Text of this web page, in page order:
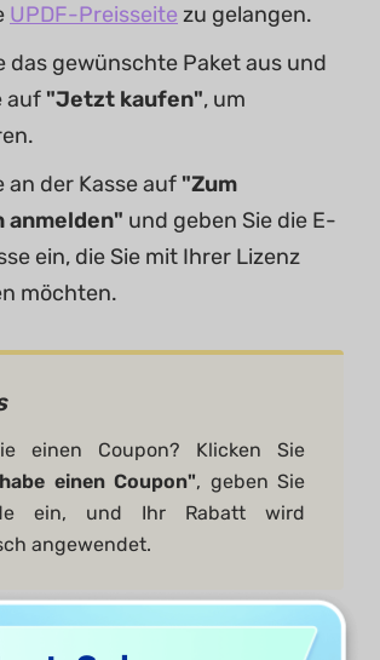
UPDF-Preisseite zu gelangen.
das gewünschte Paket aus und
auf "Jetzt kaufen", um
an der Kasse auf "Zum
anmelden" und geben Sie die E-
ein, die Sie mit Ihrer Lizenz
möchten.
einen Coupon? Klicken Sie
einen Coupon", geben Sie
ein, und Ihr Rabatt wird
angewendet.